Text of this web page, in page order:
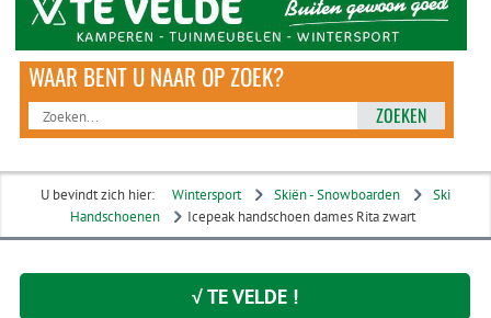
ZOEKEN
U bevindt zich hier: Wintersport Skiën - Snowboarden
Ski
Handschoenen
Icepeak handschoen dames Rita zwart
√ TE VELDE !